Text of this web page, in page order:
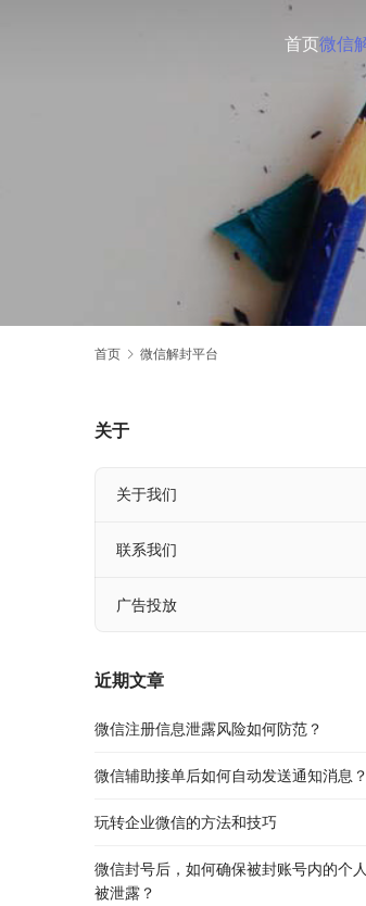
首页微信
首页 微信解封平台
关于
关于我们
联系我们
广告投放
近期文章
微信注册信息泄露风险如何防范？
微信辅助接单后如何自动发送通知消息？
玩转企业微信的方法和技巧
微信封号后，如何确保被封账号内的个
被泄露？